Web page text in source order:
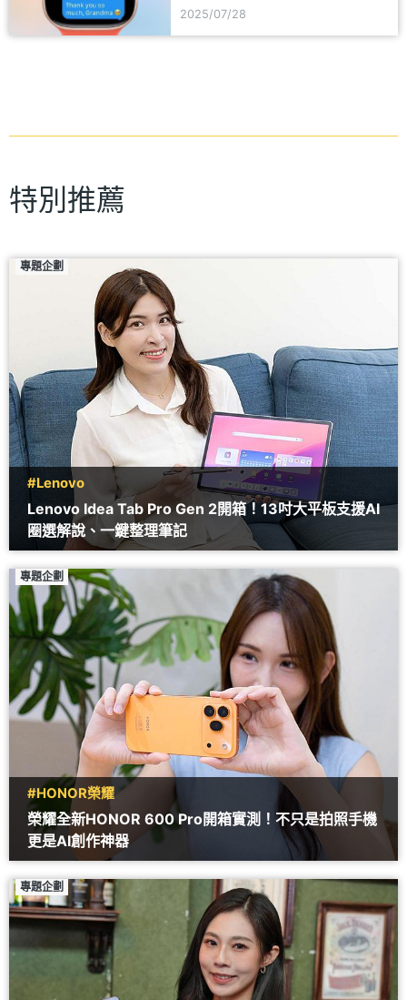
2025/07/28
特別推薦
專題企劃
#Lenovo
Lenovo Idea Tab Pro Gen 2開箱！13吋大平板支援AI
圈選解說、一鍵整理筆記
專題企劃
#HONOR榮耀
榮耀全新HONOR 600 Pro開箱實測！不只是拍照手機
更是AI創作神器
專題企劃